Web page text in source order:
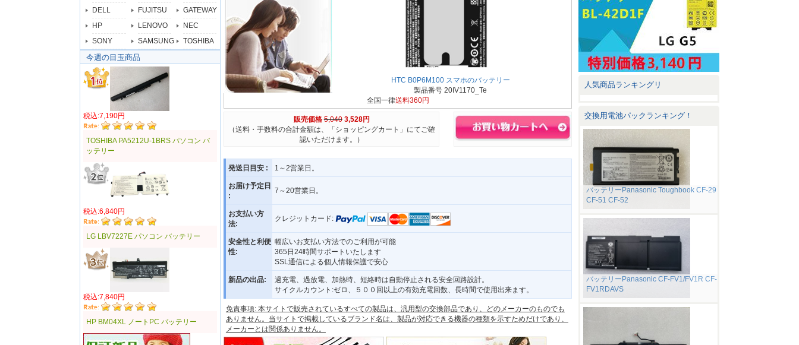
DELL
FUJITSU
GATEWAY
HP
LENOVO
NEC
SONY
SAMSUNG TOSHIBA
今週の目玉商品
税込:7,190円
TOSHIBA PA5212U-1BRS パソコン バ
ッテリー
税込:6,840円
LG LBV7227E パソコン バッテリー
税込:7,840円
HP BM04XL ノートPC バッテリー
HTC B0P6M100 スマホのバッテリー
製品番号 20IV1170_Te
全国一律送料360円
販売価格 5,040 3,528円
（送料・手数料の合計金額は、「ショッピングカート」にてご確
認いただけます。）
発送日目安 : 1～2営業日。
お届け予定日
:
7～20営業日。
お支払い方
法:
クレジットカード:
安全性と利便
性:
幅広いお支払い方法でのご利用が可能
365日24時間サポートいたします
SSL通信による個人情報保護で安心
新品の出品:
過充電、過放電、加熱時、短絡時は自動停止される安全回路設計。
サイクルカウント:ゼロ、５００回以上の有効充電回数、長時間で使用出来ます。
免責事項: 本サイトで販売されているすべての製品は、汎用型の交換部品であり、どのメーカーのものでも
ありません。当サイトで掲載しているブランド名は、製品が対応できる機器の種類を示すためだけであり、
メーカーとは関係ありません。
人気商品ランキングリ
交換用電池パックランキング！
バッテリーPanasonic Toughbook CF-29
CF-51 CF-52
バッテリーPanasonic CF-FV1/FV1R CF-
FV1RDAVS